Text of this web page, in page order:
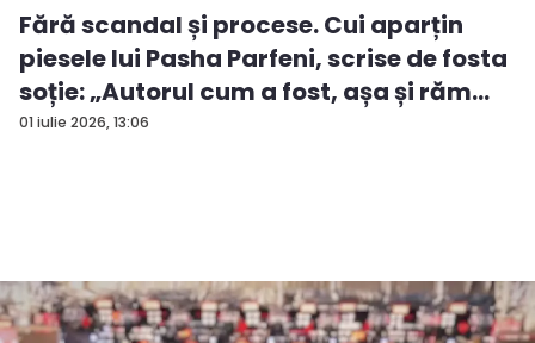
01 iulie 2026, 13:06
Fără scandal și procese. Cui aparțin
piesele lui Pasha Parfeni, scrise de fosta
soție: „Autorul cum a fost, așa și răm...